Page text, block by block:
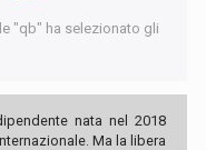
"qb" ha selezionato gli
nata nel 2018
Ma la libera